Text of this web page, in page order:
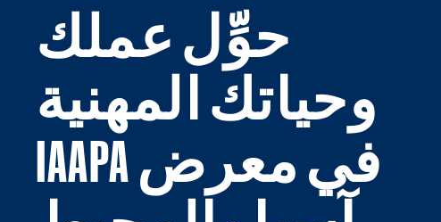
حوِّل عملك
وحياتك المهنية
في معرض IAAPA